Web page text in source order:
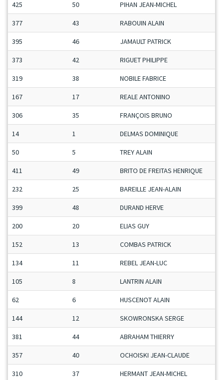
425 50 PIHAN JEAN-MICHEL
377 43 RABOUIN ALAIN
395 46 JAMAULT PATRICK
373 42 RIGUET PHILIPPE
319 38 NOBILE FABRICE
167 17 REALE ANTONINO
306 35 FRANÇOIS BRUNO
14 1 DELMAS DOMINIQUE
50 5 TREY ALAIN
411 49 BRITO DE FREITAS HENRIQUE
232 25 BAREILLE JEAN-ALAIN
399 48 DURAND HERVE
200 20 ELIAS GUY
152 13 COMBAS PATRICK
134 11 REBEL JEAN-LUC
105 8 LANTRIN ALAIN
62 6 HUSCENOT ALAIN
144 12 SKOWRONSKA SERGE
381 44 ABRAHAM THIERRY
357 40 OCHOISKI JEAN-CLAUDE
310 37 HERMANT JEAN-MICHEL